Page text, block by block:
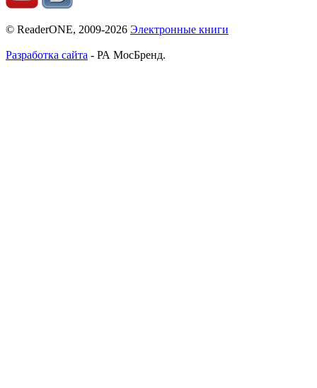
© ReaderONE, 2009-2026 Электронные книги
Разработка сайта - РА МосБренд.